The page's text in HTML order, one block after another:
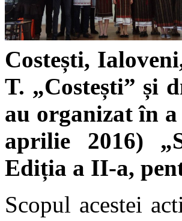
Costești,
T. „Costești” și
au organizat în
aprilie 2016)
Ediția a II-a,
Scopul acestei